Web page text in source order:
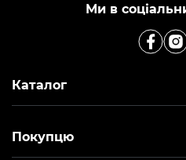
Ми в
Каталог
Покупцю